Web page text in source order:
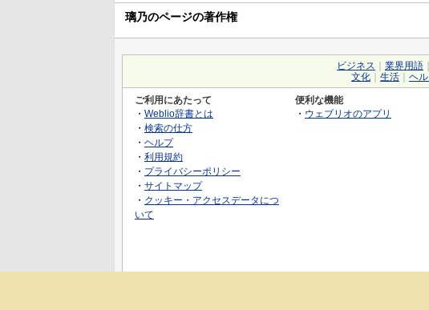
璃乃のページの著作権
ビジネス 業界用語
文化
生活 ヘ
ご利用にあたって
・ Weblio辞書とは
・ 検索の仕方
・ ヘルプ
・ 利用規約
・ プライバシーポリシー
・ サイトマップ
・ クッキー・アクセスデータにつ
いて
便利な機能
・ ウェブリオのアプリ